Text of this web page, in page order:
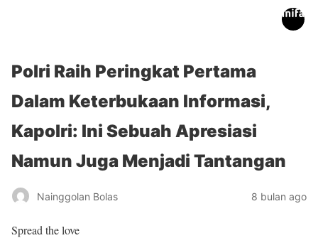
Polri Raih Peringkat Pertama
Dalam Keterbukaan Informasi,
Kapolri: Ini Sebuah Apresiasi
Namun Juga Menjadi Tantangan
Nainggolan Bolas 8 bulan ago
Spread the love